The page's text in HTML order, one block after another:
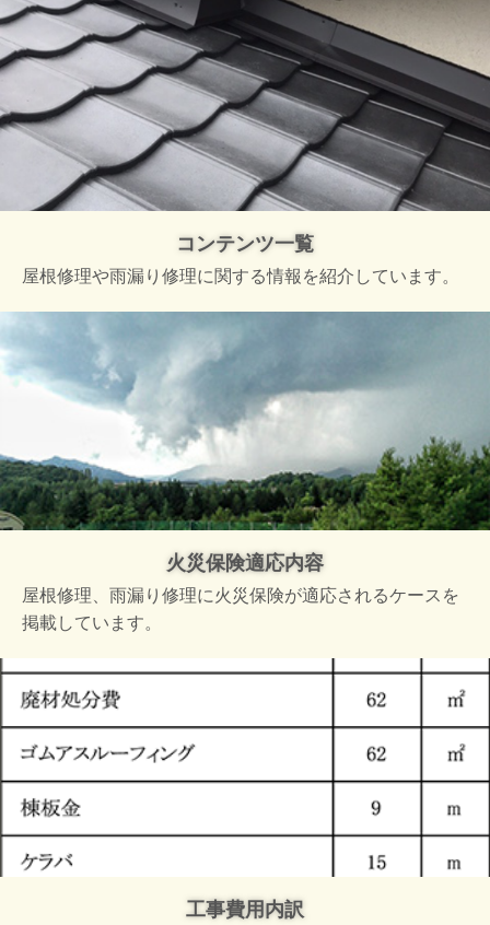
コンテンツ一覧
屋根修理や雨漏り修理に関する情報を紹介しています。
火災保険適応内容
屋根修理、雨漏り修理に火災保険が適応されるケースを
掲載しています。
工事費用内訳